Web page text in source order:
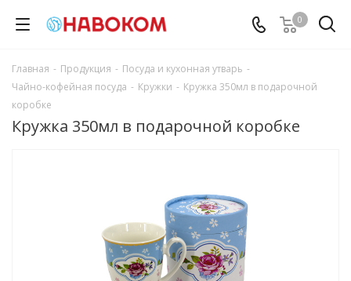
0
Главная - Продукция - Посуда и кухонная утварь -
Чайно-кофейная посуда - Кружки - Кружка 350мл в подарочной
коробке
Кружка 350мл в подарочной коробке